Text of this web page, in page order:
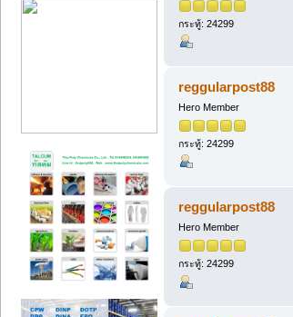
กระทู้: 24299
reggularpost88
Hero Member
กระทู้: 24299
reggularpost88
Hero Member
กระทู้: 24299